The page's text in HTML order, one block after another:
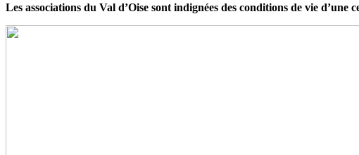
Les associations du Val d’Oise sont indignées des conditions de vie